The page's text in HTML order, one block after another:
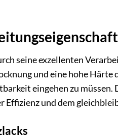
seine exzellenten
und eine hohe Härte
eingehen zu
Effizienz und dem